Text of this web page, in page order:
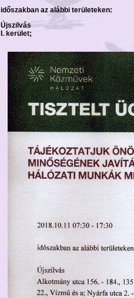
időszakban az alábbi területeken:
Újszilvás
I. kerület;